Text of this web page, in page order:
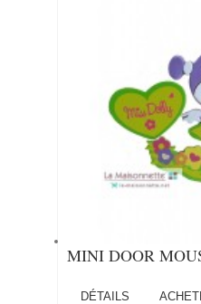
MINI DOOR
DÉTAILS